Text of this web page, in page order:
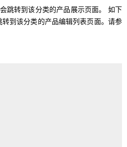
跳转到该分类的产品展示页面。 如下
转到该分类的产品编辑列表页面。请参